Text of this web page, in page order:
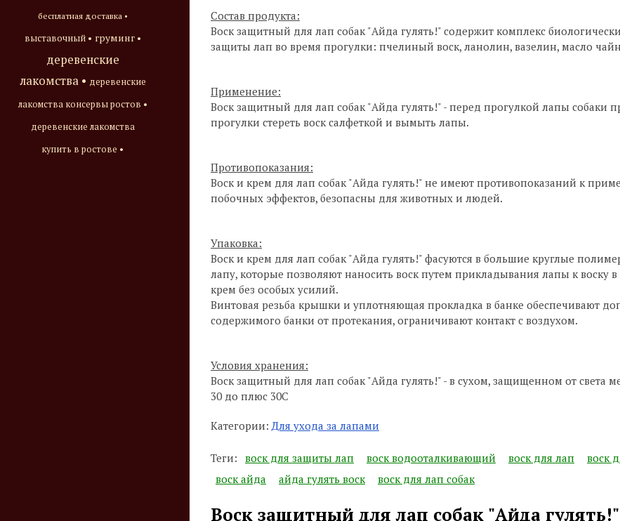
бесплатная доставка •
выставочный • груминг •
деревенские
лакомства • деревенские
лакомства консервы ростов •
деревенские лакомства
купить в ростове •
Состав продукта:
Воск защитный для лап собак "Айда гулять!" содержит комплекс
защиты лап во время прогулки: пчелиный воск, ланолин, вазелин, масло
Применение:
Воск защитный для лап собак "Айда гулять!" - перед прогулкой лапы собаки
прогулки стереть воск салфеткой и вымыть лапы.
Противопоказания:
Воск и крем для лап собак "Айда гулять!" не имеют противопоказаний к
побочных эффектов, безопасны для животных и людей.
Упаковка:
Воск и крем для лап собак "Айда гулять!" фасуются в большие круглые
лапу, которые позволяют наносить воск путем прикладывания лапы к воску в
крем без особых усилий.
Винтовая резьба крышки и уплотняющая прокладка в банке обеспечивают
содержимого банки от протекания, ограничивают контакт с воздухом.
Условия хранения:
Воск защитный для лап собак "Айда гулять!" - в сухом, защищенном от света
30 до плюс 30С
Категории: Для ухода за лапами
Теги: воск для защиты лап воск водооталкивающий воск для лап воск
воск айда
айда гулять воск воск для лап собак
Воск защитный для лап собак "Айда